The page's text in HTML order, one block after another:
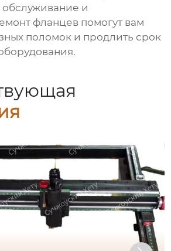
и
фланцев помогут вам
поломок и продлить срок